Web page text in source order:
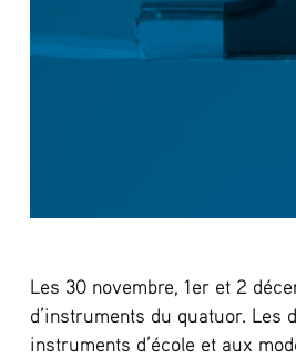
Les 30 novembre, 1er et 2
d’instruments du quatuor. Les
instruments d’école et aux